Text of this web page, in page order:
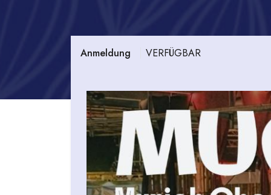
Anmeldung VERFÜGBAR